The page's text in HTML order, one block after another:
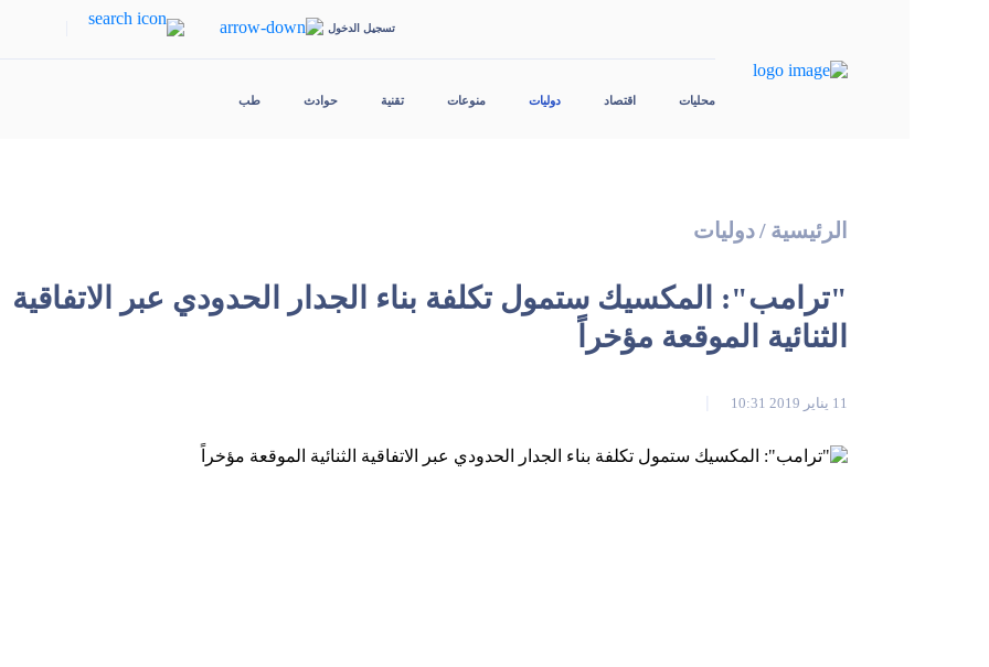
تسجيل الدخول
محليات اقتصاد دوليات منوعات تقنية حوادث طب
الرئيسية /دوليات
"ترامب": المكسيك ستمول تكلفة بناء الجدار الحدودي عبر الاتفاقية
الثنائية الموقعة مؤخراً
11 يناير 2019 10:31